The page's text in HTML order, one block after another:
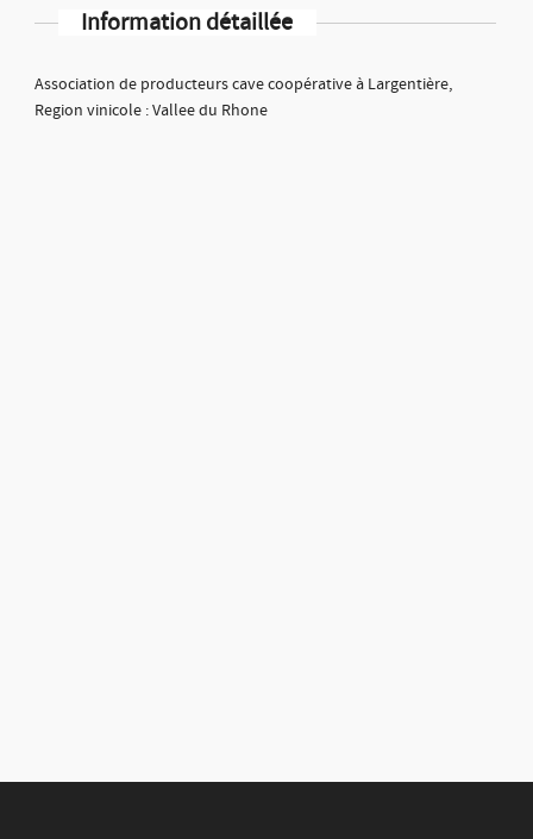
Information détaillée
Association de producteurs cave coopérative à Largentière,
Region vinicole : Vallee du Rhone